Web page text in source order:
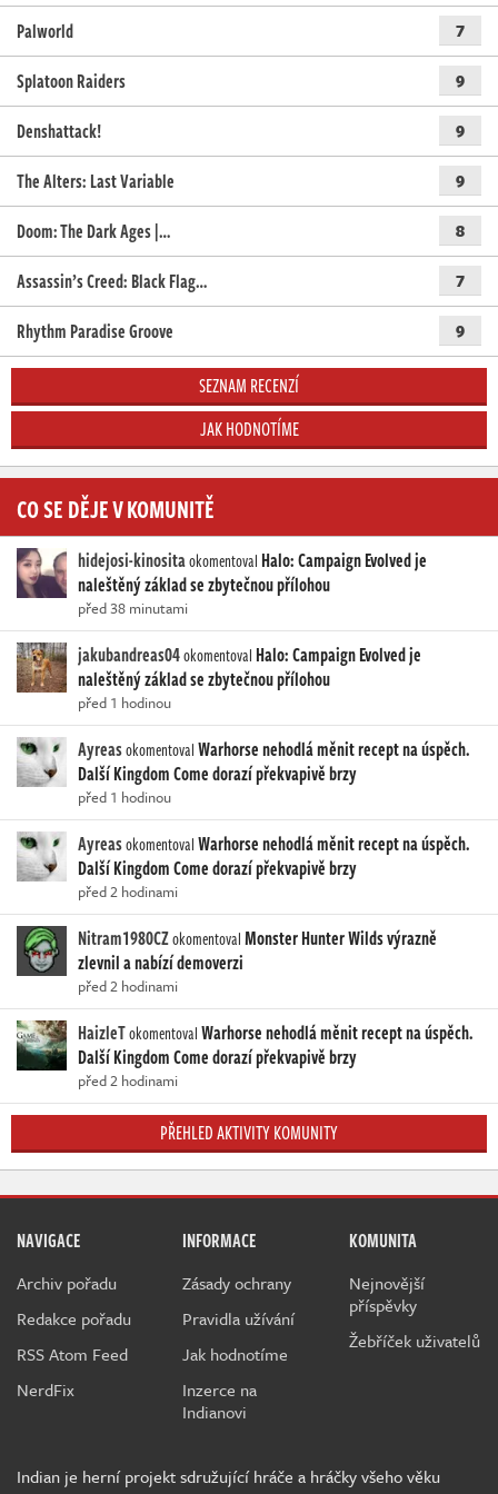
Palworld 7
Splatoon Raiders 9
Denshattack! 9
The Alters: Last Variable 9
Doom: The Dark Ages |… 8
Assassin’s Creed: Black Flag… 7
Rhythm Paradise Groove 9
SEZNAM RECENZÍ
JAK HODNOTÍME
CO SE DĚJE V KOMUNITĚ
hidejosi-kinositaokomentoval Halo: Campaign Evolved je
naleštěný základ se zbytečnou přílohou
před 38 minutami
jakubandreas04okomentoval Halo: Campaign Evolved je
naleštěný základ se zbytečnou přílohou
před 1 hodinou
AyreasokomentovalWarhorse nehodlá měnit recept na úspěch.
Další Kingdom Come dorazí překvapivě brzy
před 1 hodinou
AyreasokomentovalWarhorse nehodlá měnit recept na úspěch.
Další Kingdom Come dorazí překvapivě brzy
před 2 hodinami
Nitram1980CZokomentovalMonster Hunter Wilds výrazně
zlevnil a nabízí demoverzi
před 2 hodinami
HaizleTokomentovalWarhorse nehodlá měnit recept na úspěch.
Další Kingdom Come dorazí překvapivě brzy
před 2 hodinami
PŘEHLED AKTIVITY KOMUNITY
NAVIGACE
Archiv pořadu
Redakce pořadu
RSS Atom Feed
NerdFix
INFORMACE
Zásady ochrany
Pravidla užívání
Jak hodnotíme
Inzerce na
Indianovi
KOMUNITA
Nejnovější
příspěvky
Žebříček uživatelů
Indian je herní projekt sdružující hráče a hráčky všeho věku